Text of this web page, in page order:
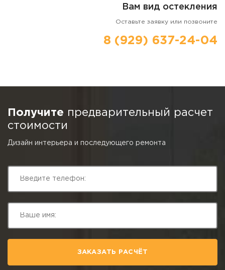
Вам вид остекления
Оставьте заявку или позвоните
8 (929) 637-24-04
Получите предварительный расчет
стоимости
Дизайн интерьера и последующего ремонта
ЗАКАЗАТЬ РАСЧЁТ